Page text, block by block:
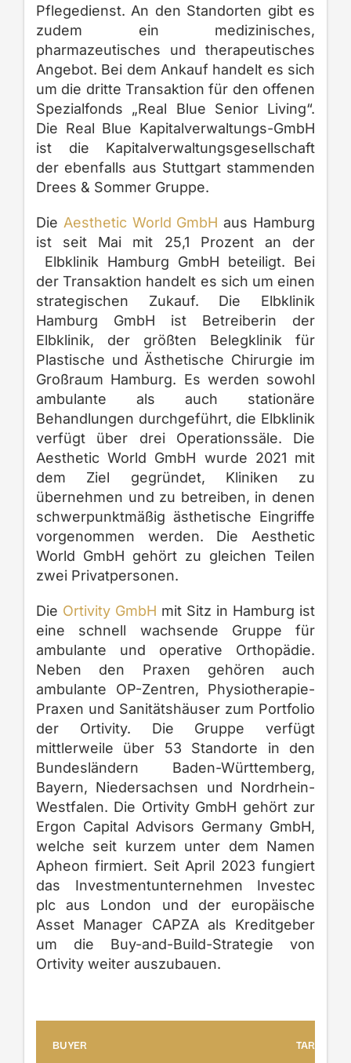
Pflegedienst. An den Standorten gibt es
zudem ein medizinisches,
pharmazeutisches und therapeutisches
Angebot. Bei dem Ankauf handelt es sich
um die dritte Transaktion für den offenen
Spezialfonds „Real Blue Senior Living“.
Die Real Blue Kapitalverwaltungs-GmbH
ist die Kapitalverwaltungsgesellschaft
der ebenfalls aus Stuttgart stammenden
Drees & Sommer Gruppe.
Die Aesthetic World GmbH aus Hamburg
ist seit Mai mit 25,1 Prozent an der
Elbklinik Hamburg GmbH beteiligt. Bei
der Transaktion handelt es sich um einen
strategischen Zukauf. Die Elbklinik
Hamburg GmbH ist Betreiberin der
Elbklinik, der größten Belegklinik für
Plastische und Ästhetische Chirurgie im
Großraum Hamburg. Es werden sowohl
ambulante als auch stationäre
Behandlungen durchgeführt, die Elbklinik
verfügt über drei Operationssäle. Die
Aesthetic World GmbH wurde 2021 mit
dem Ziel gegründet, Kliniken zu
übernehmen und zu betreiben, in denen
schwerpunktmäßig ästhetische Eingriffe
vorgenommen werden. Die Aesthetic
World GmbH gehört zu gleichen Teilen
zwei Privatpersonen.
Die Ortivity GmbH mit Sitz in Hamburg ist
eine schnell wachsende Gruppe für
ambulante und operative Orthopädie.
Neben den Praxen gehören auch
ambulante OP-Zentren, Physiotherapie-
Praxen und Sanitätshäuser zum Portfolio
der Ortivity. Die Gruppe verfügt
mittlerweile über 53 Standorte in den
Bundesländern Baden-Württemberg,
Bayern, Niedersachsen und Nordrhein-
Westfalen. Die Ortivity GmbH gehört zur
Ergon Capital Advisors Germany GmbH,
welche seit kurzem unter dem Namen
Apheon firmiert. Seit April 2023 fungiert
das Investmentunternehmen Investec
plc aus London und der europäische
Asset Manager CAPZA als Kreditgeber
um die Buy-and-Build-Strategie von
Ortivity weiter auszubauen.
BUYER TARGET